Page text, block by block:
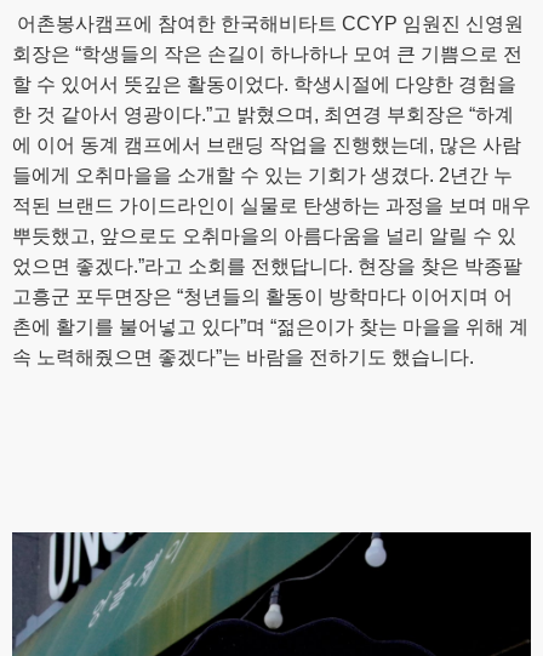
어촌봉사캠프에 참여한 한국해비타트 CCYP 임원진 신영원
회장은 “학생들의 작은 손길이 하나하나 모여 큰 기쁨으로 전
할 수 있어서 뜻깊은 활동이었다. 학생시절에 다양한 경험을
한 것 같아서 영광이다.”고 밝혔으며, 최연경 부회장은 “하계
에 이어 동계 캠프에서 브랜딩 작업을 진행했는데, 많은 사람
들에게 오취마을을 소개할 수 있는 기회가 생겼다. 2년간 누
적된 브랜드 가이드라인이 실물로 탄생하는 과정을 보며 매우
뿌듯했고, 앞으로도 오취마을의 아름다움을 널리 알릴 수 있
었으면 좋겠다.”라고 소회를 전했답니다. 현장을 찾은 박종팔
고흥군 포두면장은 “청년들의 활동이 방학마다 이어지며 어
촌에 활기를 불어넣고 있다”며 “젊은이가 찾는 마을을 위해 계
속 노력해줬으면 좋겠다”는 바람을 전하기도 했습니다.